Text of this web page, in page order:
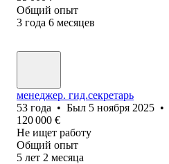
Общий опыт
3 года 6 месяцев
менеджер. гид.секретарь
53 года • Был 5 ноября 2025 •
120 000 €
Не ищет работу
Общий опыт
5 лет 2 месяца